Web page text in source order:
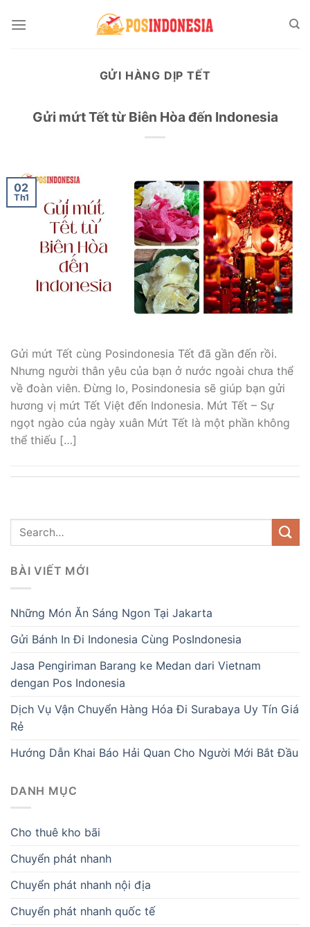
GỬI HÀNG DỊP TẾT
Gửi mứt Tết từ Biên Hòa đến Indonesia
02
Th1
Gửi mứt Tết cùng Posindonesia Tết đã gần đến rồi.
Nhưng người thân yêu của bạn ở nước ngoài chưa thể
về đoàn viên. Đừng lo, Posindonesia sẽ giúp bạn gửi
hương vị mứt Tết Việt đến Indonesia. Mứt Tết – Sự
ngọt ngào của ngày xuân Mứt Tết là một phần không
thể thiếu […]
BÀI VIẾT MỚI
Những Món Ăn Sáng Ngon Tại Jakarta
Gửi Bánh In Đi Indonesia Cùng PosIndonesia
Jasa Pengiriman Barang ke Medan dari Vietnam
dengan Pos Indonesia
Dịch Vụ Vận Chuyển Hàng Hóa Đi Surabaya Uy Tín Giá
Rẻ
Hướng Dẫn Khai Báo Hải Quan Cho Người Mới Bắt Đầu
DANH MỤC
Cho thuê kho bãi
Chuyển phát nhanh
Chuyển phát nhanh nội địa
Chuyển phát nhanh quốc tế